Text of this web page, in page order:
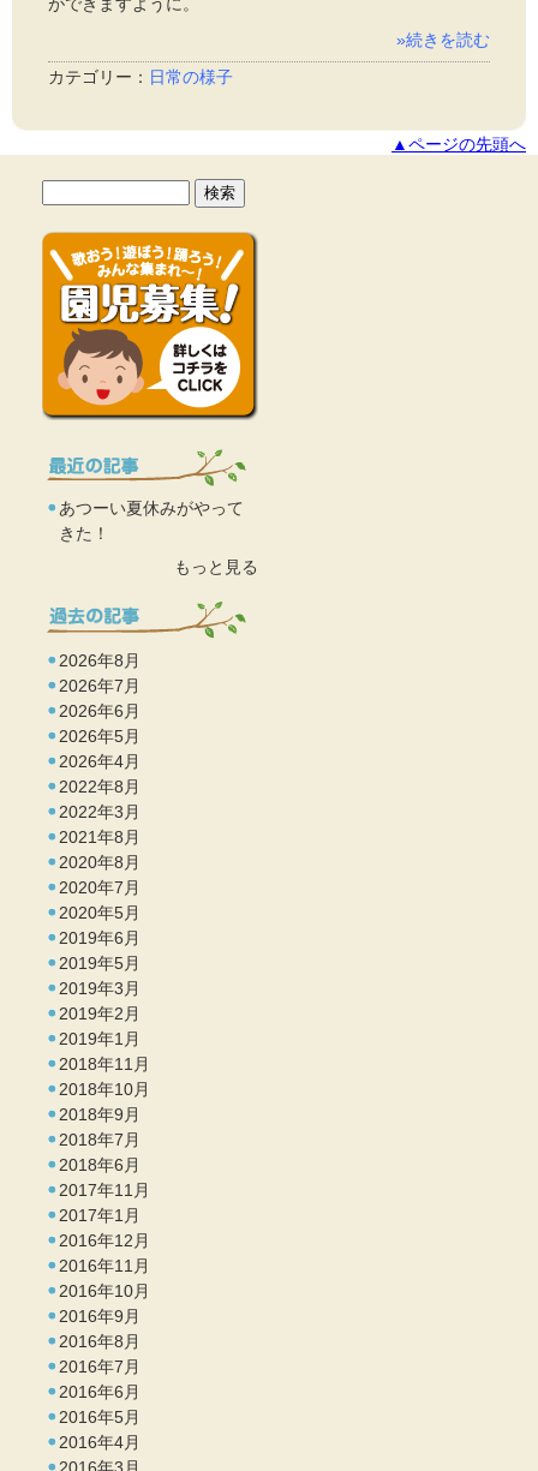
»続きを読む
カテゴリー： 日常の様子
▲ページの先頭へ
あつーい夏休みがやって
きた！
もっと見る
2026年8月
2026年7月
2026年6月
2026年5月
2026年4月
2022年8月
2022年3月
2021年8月
2020年8月
2020年7月
2020年5月
2019年6月
2019年5月
2019年3月
2019年2月
2019年1月
2018年11月
2018年10月
2018年9月
2018年7月
2018年6月
2017年11月
2017年1月
2016年12月
2016年11月
2016年10月
2016年9月
2016年8月
2016年7月
2016年6月
2016年5月
2016年4月